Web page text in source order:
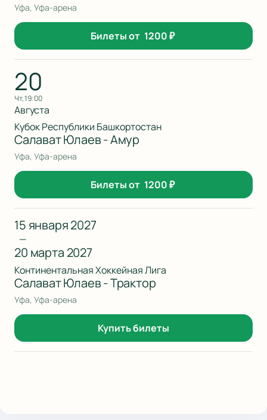
Уфа, Уфа-арена
Билеты от 1200₽
20
чт, 19:00
Августа
Кубок Республики Башкортостан
Салават Юлаев - Амур
Уфа, Уфа-арена
Билеты от 1200₽
15 января 2027
—
20 марта 2027
Континентальная Хоккейная Лига
Салават Юлаев - Трактор
Уфа, Уфа-арена
Купить билеты